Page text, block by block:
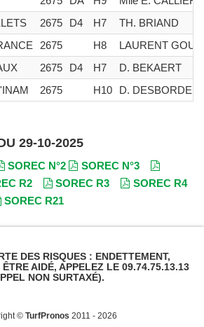
2675 D4 H7
TH. BRIAND
2675 H8
LAURENT GOUT
2675 D4 H7
D. BEKAERT
2675 H10 D. DESBORDES
29-10-2025
SOREC N°2
SOREC N°3
R2 SOREC R3
SOREC R4
SOREC R21
DES RISQUES : ENDETTEMENT,
ÊTRE AIDÉ, APPELEZ LE 09.74.75.13.13
NON SURTAXÉ).
© TurfPronos 2011 - 2026